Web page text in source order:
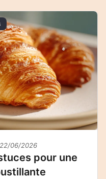
22/06/2026
pour une